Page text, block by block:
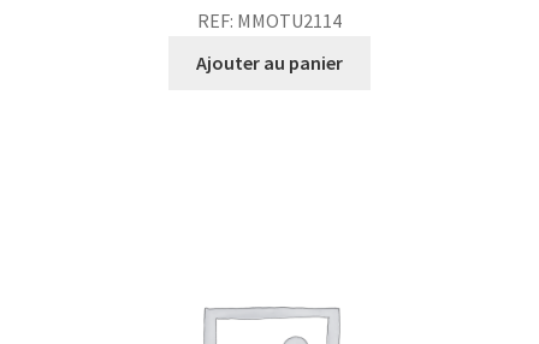
REF: MMOTU2114
Ajouter au panier